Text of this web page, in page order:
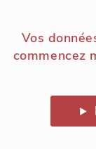
Vos
commencez